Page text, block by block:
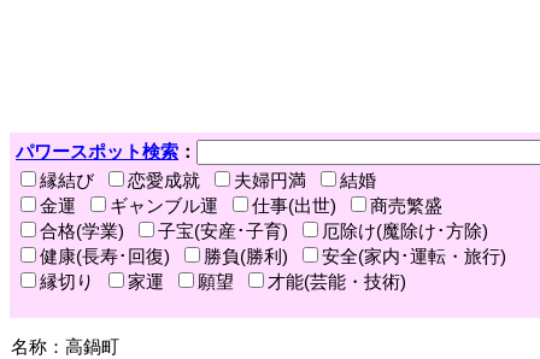
パワースポット検索 ：
縁結び
恋愛成就 夫婦円満
結婚
金運
ギャンブル運 仕事(出世)
商売繁盛
合格(学業)
子宝(安産･子育)
厄除け(魔除け･方除)
健康(長寿･回復)
勝負(勝利)
安全(家内･運転・旅行)
縁切り
家運 願望 才能(芸能・技術)
名称：高鍋町